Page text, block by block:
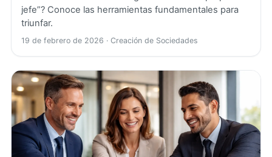
jefe”? Conoce las herramientas fundamentales para
triunfar.
19 de febrero de 2026 · Creación de Sociedades